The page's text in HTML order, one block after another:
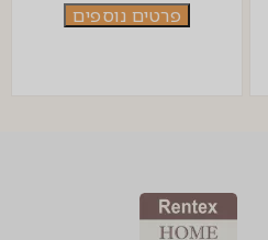
פרטים נוספים